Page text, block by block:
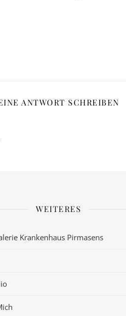
ANTWORT SCHREIBEN
WEITERES
Krankenhaus Pirmasens